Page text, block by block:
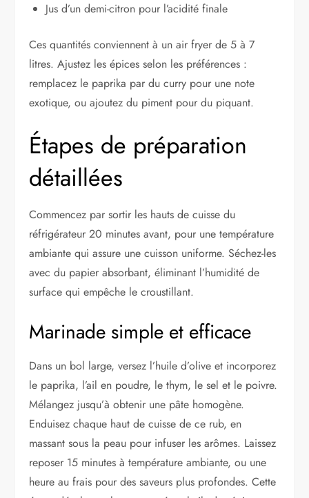
Jus d’un demi-citron pour l’acidité finale
Ces quantités conviennent à un air fryer de 5 à 7
litres. Ajustez les épices selon les préférences :
remplacez le paprika par du curry pour une note
exotique, ou ajoutez du piment pour du piquant.
Étapes de préparation
détaillées
Commencez par sortir les hauts de cuisse du
réfrigérateur 20 minutes avant, pour une température
ambiante qui assure une cuisson uniforme. Séchez-les
avec du papier absorbant, éliminant l’humidité de
surface qui empêche le croustillant.
Marinade simple et efficace
Dans un bol large, versez l’huile d’olive et incorporez
le paprika, l’ail en poudre, le thym, le sel et le poivre.
Mélangez jusqu’à obtenir une pâte homogène.
Enduisez chaque haut de cuisse de ce rub, en
massant sous la peau pour infuser les arômes. Laissez
reposer 15 minutes à température ambiante, ou une
heure au frais pour des saveurs plus profondes. Cette